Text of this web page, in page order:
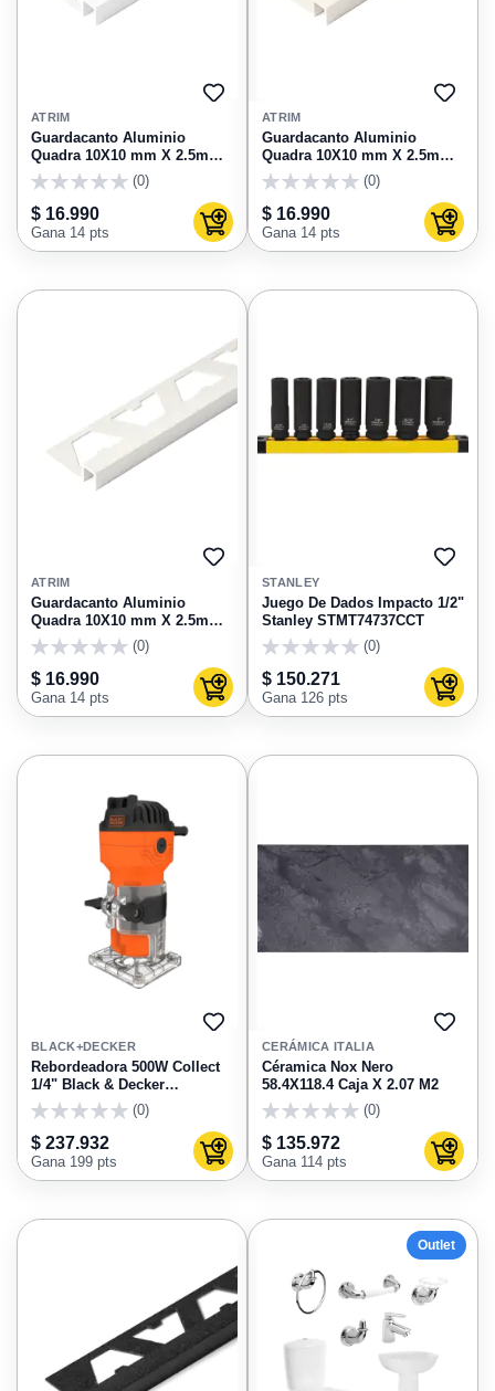
AGREGAR
FAVORITOS
ATRIM
Guardacanto Aluminio
Quadra 10X10 mm X 2.5m
Tiza Stone Atrim 3428Txt
(0)
$ 16.990
Gana 14 pts Agregar al carrito
ATRIM
Guardacanto Aluminio
Quadra 10X10 mm X 2.5m
Marfil Stone Atrim 3428TXM
(0)
$ 16.990
Gana 14 pts
AGREGAR
FAVORITOS
ATRIM
Guardacanto Aluminio
Quadra 10X10 mm X 2.5m
Arena Stone Atrim 3428TXA
(0)
$ 16.990
Gana 14 pts Agregar al carrito
STANLEY
Juego De Dados Impacto 1/2"
Stanley STMT74737CCT
(0)
$ 150.271
Gana 126 pts
AGREGAR
FAVORITOS
BLACK+DECKER
Rebordeadora 500W Collect
1/4" Black & Decker
BETR0500-B3
(0)
$ 237.932
Gana 199 pts Agregar al carrito
CERÁMICA ITALIA
Céramica Nox Nero
58.4X118.4 Caja X 2.07 M2
(0)
$ 135.972
Gana 114 pts
Outlet